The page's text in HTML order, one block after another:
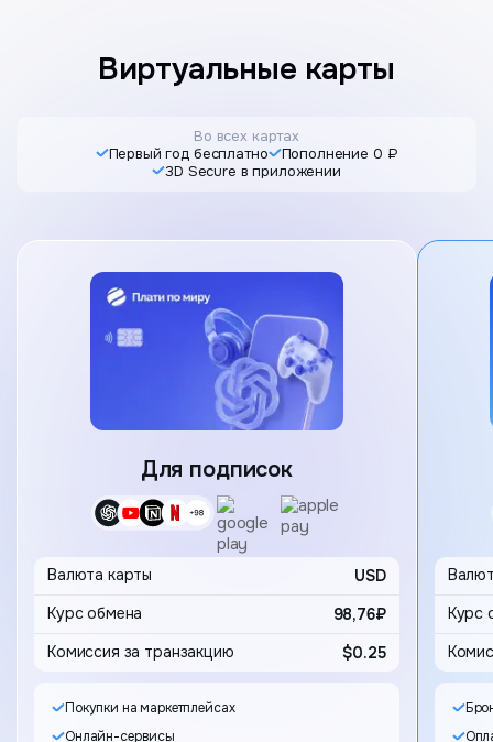
Виртуальные карты
Во всех картах
Первый год бесплатно
Пополнение 0 ₽
3D Secure в приложении
Карта
Для подписок
Валюта карты
USD
98,76₽
Комиссия за транзакцию $0.25
Покупки на маркетплейсах
Онлайн-сервисы